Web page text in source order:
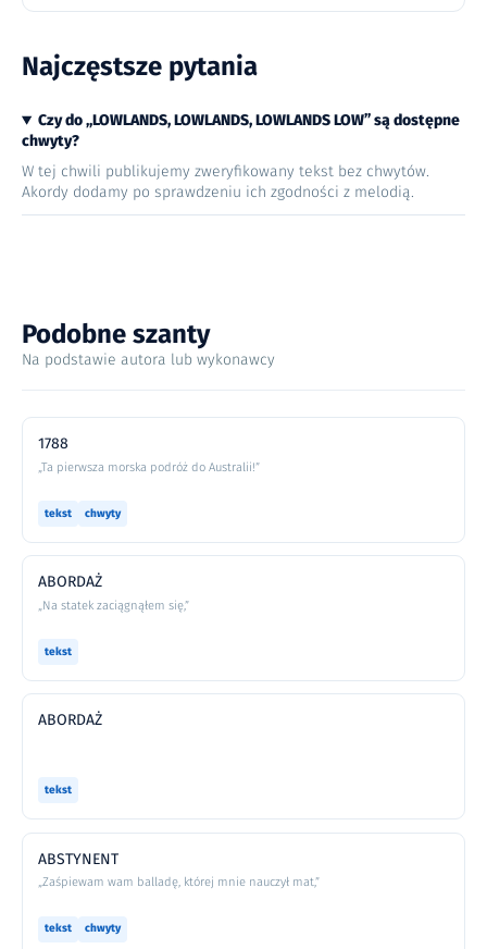
Najczęstsze pytania
Czy do „LOWLANDS, LOWLANDS, LOWLANDS LOW” są dostępne
chwyty?
W tej chwili publikujemy zweryfikowany tekst bez chwytów.
Akordy dodamy po sprawdzeniu ich zgodności z melodią.
Podobne szanty
Na podstawie autora lub wykonawcy
1788
„Ta pierwsza morska podróż do Australii!”
tekst chwyty
ABORDAŻ
„Na statek zaciągnąłem się,”
tekst
ABORDAŻ
tekst
ABSTYNENT
„Zaśpiewam wam balladę, której mnie nauczył mat,”
tekst chwyty